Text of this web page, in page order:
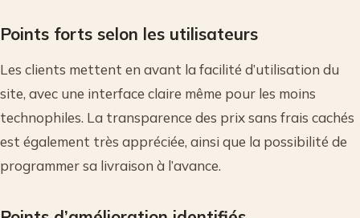
Points forts selon les utilisateurs
Les clients mettent en avant la facilité d’utilisation du
site, avec une interface claire même pour les moins
technophiles. La transparence des prix sans frais cachés
est également très appréciée, ainsi que la possibilité de
programmer sa livraison à l’avance.